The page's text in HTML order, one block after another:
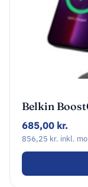
Belkin
685,00 kr.
856,25 kr. inkl.